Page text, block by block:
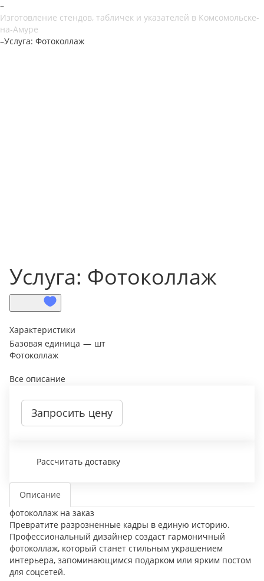
–
Изготовление стендов, табличек и указателей в Комсомольске-
на-Амуре
–Услуга: Фотоколлаж
Услуга: Фотоколлаж
Характеристики
Базовая единица — шт
Фотоколлаж
Все описание
Запросить цену
Рассчитать доставку
Описание
фотоколлаж на заказ
Превратите разрозненные кадры в единую историю.
Профессиональный дизайнер создаст гармоничный
фотоколлаж, который станет стильным украшением
интерьера, запоминающимся подарком или ярким постом
для соцсетей.